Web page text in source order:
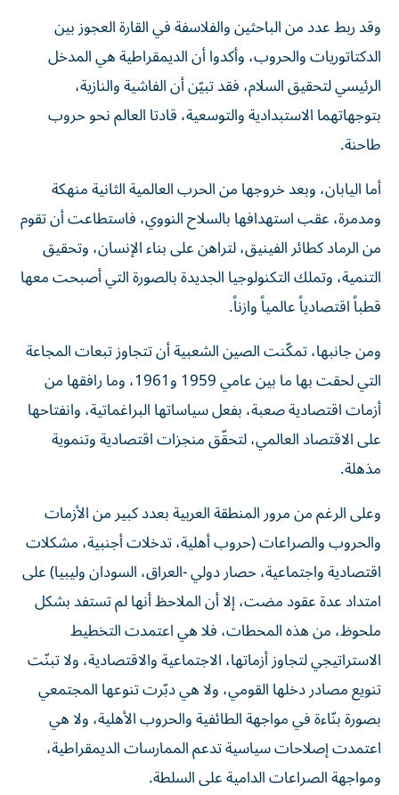
وقد ربط عدد من الباحثين والفلاسفة في القارة العجوز بين
الدكتاتوريات والحروب، وأكدوا أن الديمقراطية هي المدخل
الرئيسي لتحقيق السلام، فقد تبيّن أن الفاشية والنازية،
بتوجهاتهما الاستبدادية والتوسعية، قادتا العالم نحو حروب
طاحنة.
أما اليابان، وبعد خروجها من الحرب العالمية الثانية منهكة
ومدمرة، عقب استهدافها بالسلاح النووي، فاستطاعت أن تقوم
من الرماد كطائر الفينيق، لتراهن على بناء الإنسان، وتحقيق
التنمية، وتملك التكنولوجيا الجديدة بالصورة التي أصبحت معها
قطباً اقتصادياً عالمياً وازناً.
ومن جانبها، تمكّنت الصين الشعبية أن تتجاوز تبعات المجاعة
التي لحقت بها ما بين عامي 1959 و1961، وما رافقها من
أزمات اقتصادية صعبة، بفعل سياساتها البراغماتية، وانفتاحها
على الاقتصاد العالمي، لتحقّق منجزات اقتصادية وتنموية
مذهلة.
وعلى الرغم من مرور المنطقة العربية بعدد كبير من الأزمات
والحروب والصراعات (حروب أهلية، تدخلات أجنبية، مشكلات
اقتصادية واجتماعية، حصار دولي -العراق، السودان وليبيا) على
امتداد عدة عقود مضت، إلا أن الملاحظ أنها لم تستفد بشكل
ملحوظ، من هذه المحطات، فلا هي اعتمدت التخطيط
الاستراتيجي لتجاوز أزماتها، الاجتماعية والاقتصادية، ولا تبنّت
تنويع مصادر دخلها القومي، ولا هي دبّرت تنوعها المجتمعي
بصورة بنّاءة في مواجهة الطائفية والحروب الأهلية، ولا هي
اعتمدت إصلاحات سياسية تدعم الممارسات الديمقراطية،
ومواجهة الصراعات الدامية على السلطة.